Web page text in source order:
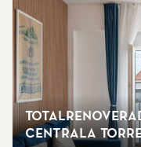
centrala